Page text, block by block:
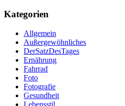
Kategorien
Allgemein
Außergewöhnliches
DerSatzDesTages
Ernährung
Fahrrad
Foto
Fotografie
Gesundheit
Lebensstil